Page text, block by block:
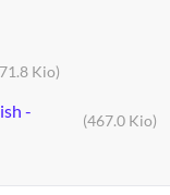
Kio)
-
(467.0 Kio)